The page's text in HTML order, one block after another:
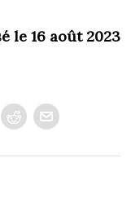
le 16 août 2023